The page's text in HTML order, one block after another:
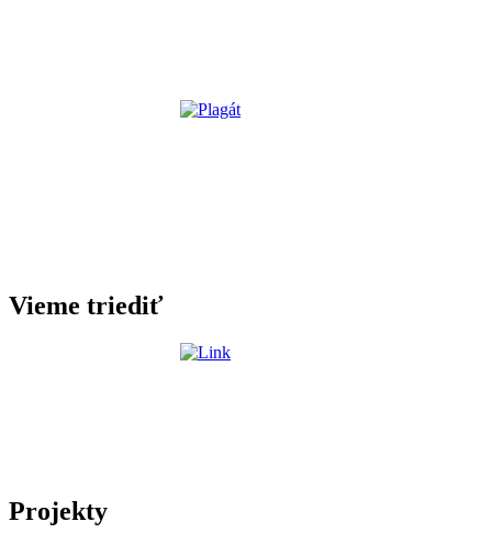
Vieme triediť
Projekty